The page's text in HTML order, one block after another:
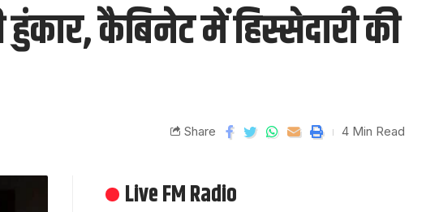
कैबिनेट में हिस्सेदारी की
Share 4 Min Read
Live FM Radio